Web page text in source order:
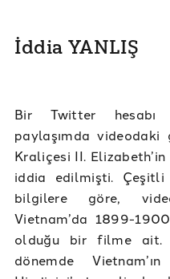
İddia YANLIŞ
Bir Twitter hesabı
paylaşımda videodaki
Kraliçesi II.
iddia edilmişti. Çeşitli
bilgilere göre,
Vietnam’da 1899-
olduğu bir filme ait.
dönemde